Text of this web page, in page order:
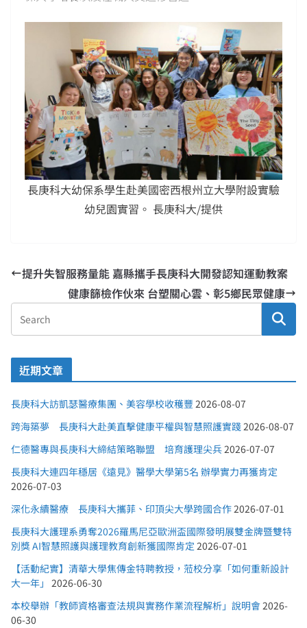
長庚科大幼保系學生赴美國密西根州立大學附設實驗
幼兒園實習。 長庚科大/提供
提升失智服務量能 嘉縣攜手長庚科大開發認知運動教案
健康篩檢作伙來 台塑關心雲、彰5鄉民眾健康
近期文章
長庚科大訪凱瑟醫療集團、美容學校收穫豐 2026-08-07
跨海築夢 長庚科大赴美直擊健康平權與智慧照護實踐2026-08-07
仁德醫專與長庚科大締結策略聯盟 培育護理尖兵2026-07-07
長庚科大連四年穩居《遠見》醫學大學第5名 辦學實力再獲肯定
2026-07-03
深化永續醫療 長庚科大攜菲、印頂尖大學跨國合作2026-07-01
長庚科大護理系勇奪2026羅馬尼亞歐洲盃國際發明展雙金牌暨雙特
別獎 AI智慧照護與護理教育創新獲國際肯定 2026-07-01
【活動紀實】清華大學焦傳金特聘教授，蒞校分享「如何重新設計
大一年」 2026-06-30
本校舉辦「教師資格審查法規與實務作業流程解析」說明會2026-
06-30